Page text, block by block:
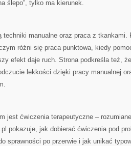
ślepo”, tylko ma kierunek.
techniki manualne oraz praca z tkankami.
różni się praca punktowa, kiedy
efekt daje ruch. Strona podkreśla też,
lekkości dzięki pracy manualnej
jest ćwiczenia terapeutyczne –
pokazuje, jak dobierać ćwiczenia pod
sprawności po przerwie i jak unikać